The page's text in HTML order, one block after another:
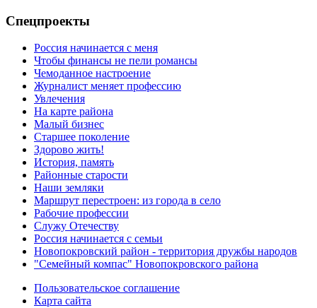
Спецпроекты
Россия начинается с меня
Чтобы финансы не пели романсы
Чемоданное настроение
Журналист меняет профессию
Увлечения
На карте района
Малый бизнес
Старшее поколение
Здорово жить!
История, память
Районные старости
Наши земляки
Маршрут перестроен: из города в село
Рабочие профессии
Служу Отечеству
Россия начинается с семьи
Новопокровский район - территория дружбы народов
"Семейный компас" Новопокровского района
Пользовательское соглашение
Карта сайта